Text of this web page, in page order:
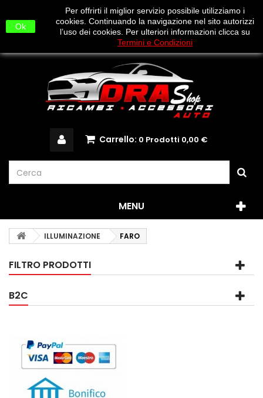
0817349248-0817349249-3669366749-
3791716458(WHATSAPP)
INFO@DRA2012.COM
Carrello: 0 Prodotti 0,00 €
MENU
ILLUMINAZIONE FARO
FILTRO PRODOTTI
B2C
Ok
Per offrirti il miglior servizio possibile utilizziamo i
cookies. Continuando la navigazione nel sito autorizzi
l’uso dei cookies. Per ulteriori informazioni clicca su
Termini e Condizioni